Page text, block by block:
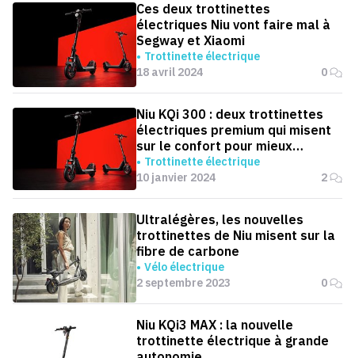
Ces deux trottinettes
électriques Niu vont faire mal à
Segway et Xiaomi
Trottinette électrique
18 avril 2024
0
Niu KQi 300 : deux trottinettes
électriques premium qui misent
sur le confort pour mieux
contrer Xiaomi et Ninebot
Trottinette électrique
10 janvier 2024
2
Ultralégères, les nouvelles
trottinettes de Niu misent sur la
fibre de carbone
Vélo électrique
2 septembre 2023
0
Niu KQi3 MAX : la nouvelle
trottinette électrique à grande